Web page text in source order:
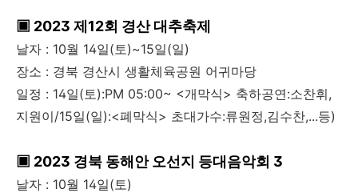
▣ 2023 제12회 경산 대추축제
날자 : 10월 14일(토)~15일(일)
장소 : 경북 경산시 생활체육공원 어귀마당
일정 : 14일(토):PM 05:00~ <개막식> 축하공연:소찬휘,
지원이/15일(일):<폐막식> 초대가수:류원정,김수찬,...등)
▣ 2023 경북 동해안 오선지 등대음악회 3
날자 : 10월 14일(토)